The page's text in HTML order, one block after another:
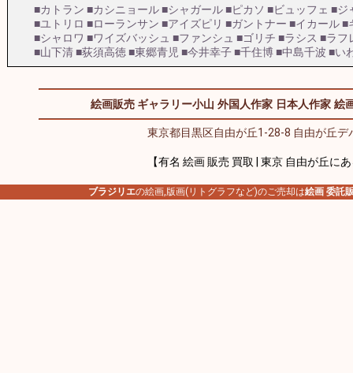
■カトラン ■カシニョール■シャガール■ピカソ ■ビュッフェ ■ジ
■ユトリロ ■ローランサン ■アイズピリ ■ガントナー ■イカール■
■シャロワ ■ワイズバッシュ ■ファンシュ ■ゴリチ ■ラシス ■ラフ
■山下清■荻須高徳■東郷青児 ■今井幸子■千住博■中島千波 ■い
絵画販売 ギャラリー小山 外国人作家 日本人作家 絵
東京都目黒区自由が丘1-28-8 自由が丘デ
【有名 絵画 販売 買取 | 東京 自由が丘に
ブラジリエの絵画,版画(リトグラフなど)のご売却は絵画 委託